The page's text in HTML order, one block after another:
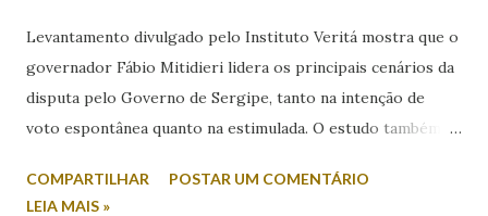
Levantamento divulgado pelo Instituto Veritá mostra que o
governador Fábio Mitidieri lidera os principais cenários da
disputa pelo Governo de Sergipe, tanto na intenção de
voto espontânea quanto na estimulada. O estudo também
colocados. Na intenção espontânea, quando o eleitor
COMPARTILHAR
POSTAR UM COMENTÁRIO
LEIA MAIS »